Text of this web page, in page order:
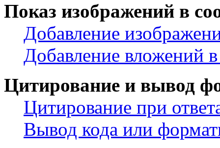
Показ изображений в
Добавление
Добавление вложений
Цитирование и вывод
Цитирование при
Вывод кода или